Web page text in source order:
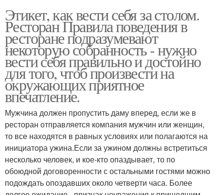
Этикет, как вести себя за столом.
Ресторан Правила поведения в
ресторане подразумевают
некоторую собранность - нужно
вести себя правильно и достойно
для того, чтоб произвести на
окружающих приятное
впечатление.
Мужчина должен пропустить даму вперед, если же в
ресторан отправляется компания мужчин или женщин,
то все находятся в равных условиях или полагаются на
инициатора ужина.Если за ужином должны встретиться
несколько человек, и кое-кто опаздывает, то по
обоюдной договоренности с остальными гостями можно
подождать опоздавших около четверти часа. Более